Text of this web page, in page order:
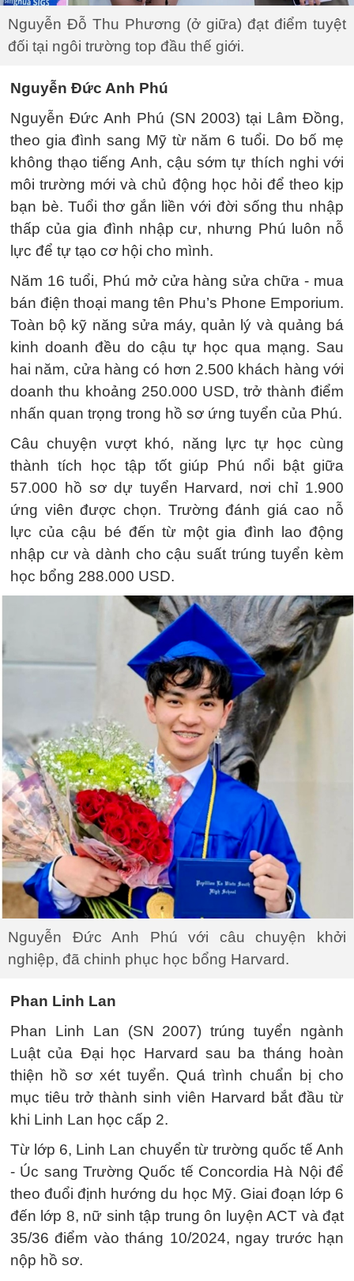
Nguyễn Đỗ Thu Phương (ở giữa) đạt điểm tuyệt
đối tại ngôi trường top đầu thế giới.
Nguyễn Đức Anh Phú
Nguyễn Đức Anh Phú (SN 2003) tại Lâm Đồng,
theo gia đình sang Mỹ từ năm 6 tuổi. Do bố mẹ
không thạo tiếng Anh, cậu sớm tự thích nghi với
môi trường mới và chủ động học hỏi để theo kịp
bạn bè. Tuổi thơ gắn liền với đời sống thu nhập
thấp của gia đình nhập cư, nhưng Phú luôn nỗ
lực để tự tạo cơ hội cho mình.
Năm 16 tuổi, Phú mở cửa hàng sửa chữa - mua
bán điện thoại mang tên Phu’s Phone Emporium.
Toàn bộ kỹ năng sửa máy, quản lý và quảng bá
kinh doanh đều do cậu tự học qua mạng. Sau
hai năm, cửa hàng có hơn 2.500 khách hàng với
doanh thu khoảng 250.000 USD, trở thành điểm
nhấn quan trọng trong hồ sơ ứng tuyển của Phú.
Câu chuyện vượt khó, năng lực tự học cùng
thành tích học tập tốt giúp Phú nổi bật giữa
57.000 hồ sơ dự tuyển Harvard, nơi chỉ 1.900
ứng viên được chọn. Trường đánh giá cao nỗ
lực của cậu bé đến từ một gia đình lao động
nhập cư và dành cho cậu suất trúng tuyển kèm
học bổng 288.000 USD.
Nguyễn Đức Anh Phú với câu chuyện khởi
nghiệp, đã chinh phục học bổng Harvard.
Phan Linh Lan
Phan Linh Lan (SN 2007) trúng tuyển ngành
Luật của Đại học Harvard sau ba tháng hoàn
thiện hồ sơ xét tuyển. Quá trình chuẩn bị cho
mục tiêu trở thành sinh viên Harvard bắt đầu từ
khi Linh Lan học cấp 2.
Từ lớp 6, Linh Lan chuyển từ trường quốc tế Anh
- Úc sang Trường Quốc tế Concordia Hà Nội để
theo đuổi định hướng du học Mỹ. Giai đoạn lớp 6
đến lớp 8, nữ sinh tập trung ôn luyện ACT và đạt
35/36 điểm vào tháng 10/2024, ngay trước hạn
nộp hồ sơ.